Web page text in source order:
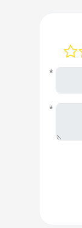
*
*